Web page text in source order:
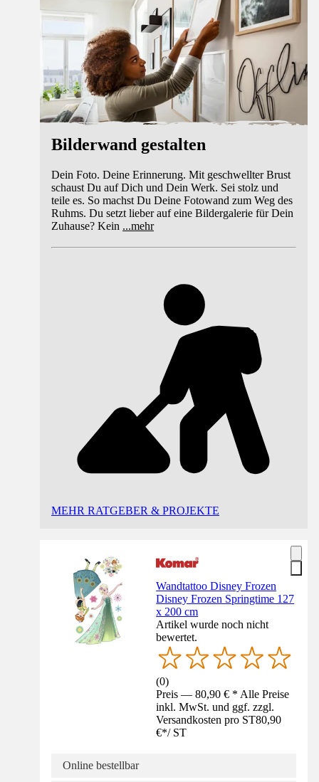
Bilderwand gestalten
Dein Foto. Deine Erinnerung. Mit geschwellter Brust
schaust Du auf Dich und Dein Werk. Sei stolz und
teile es. So machst Du Deine Fotowand zum Weg des
Ruhms. Du setzt lieber auf eine Bildergalerie für Dein
Zuhause? Kein ...mehr
MEHR RATGEBER & PROJEKTE
Wandtattoo Disney Frozen
Disney Frozen Springtime 127
x 200 cm
Artikel wurde noch nicht
bewertet.
(0)
Preis — 80,90 € * Alle Preise
inkl. MwSt. und ggf. zzgl.
Versandkosten pro ST80,90
€*/ ST
Online bestellbar